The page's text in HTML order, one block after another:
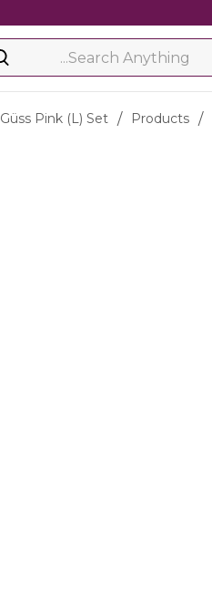
/
Products
/
Güss Pink (l) Set